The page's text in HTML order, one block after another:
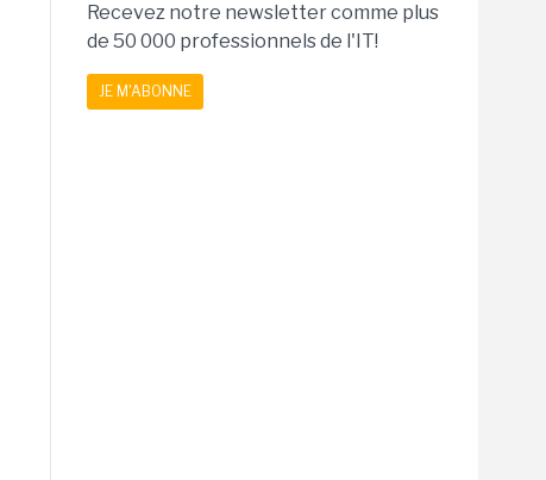
Recevez notre newsletter comme plus
de 50 000 professionnels de l'IT!
JE M'ABONNE